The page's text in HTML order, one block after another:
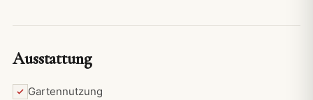
Ausstattung
Gartennutzung